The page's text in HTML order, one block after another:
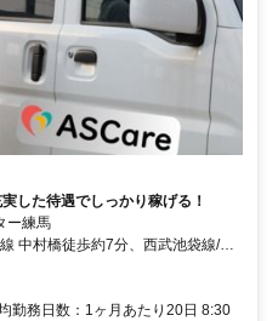
した待遇でしっかり稼げる！
ー練馬
中村橋徒歩約7分、西武池袋線/西
分、西武豊島線/西武池袋線 豊島園
」より徒歩7分 ■車通勤可
勤務日数：1ヶ月あたり20日 8:30